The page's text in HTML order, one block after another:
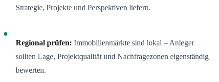
Strategie, Projekte und Perspektiven liefern.
Regional prüfen: Immobilienmärkte sind lokal – Anleger
sollten Lage, Projektqualität und Nachfragezonen eigenständig
bewerten.